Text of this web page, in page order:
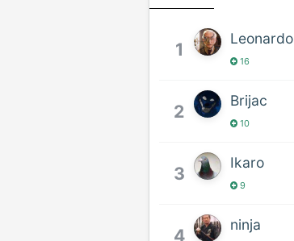
1
Leonardo
16
2
Brijac
10
3
Ikaro
9
4
ninja